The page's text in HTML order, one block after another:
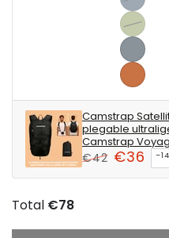
Navy
-
no
Sage
with
no
Silver
Shine
with
-
with
the
Camstrap
plegable
Camstrap
Precio
€42
Precio
€36
Total €78